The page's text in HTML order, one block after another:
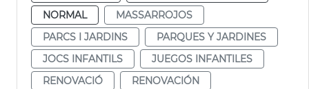
NORMAL
MASSARROJOS
PARCS I JARDINS
PARQUES Y JARDINES
JOCS INFANTILS
JUEGOS INFANTILES
RENOVACIÓ
RENOVACIÓN